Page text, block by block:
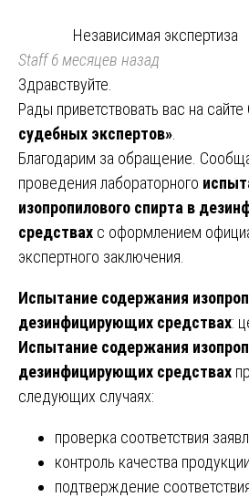
Независимая экспертиза
Staff6 месяцев назад
Здравствуйте.
Рады приветствовать вас на сайте
судебных экспертов»
Благодарим за обращение.
проведения лабораторного
изопропилового спирта в
средствах с оформлением
экспертного заключения.
Испытание содержания
дезинфицирующих средствах:
Испытание содержания
дезинфицирующих средствах
следующих случаях:
проверка соответствия
контроль качества
подтверждение